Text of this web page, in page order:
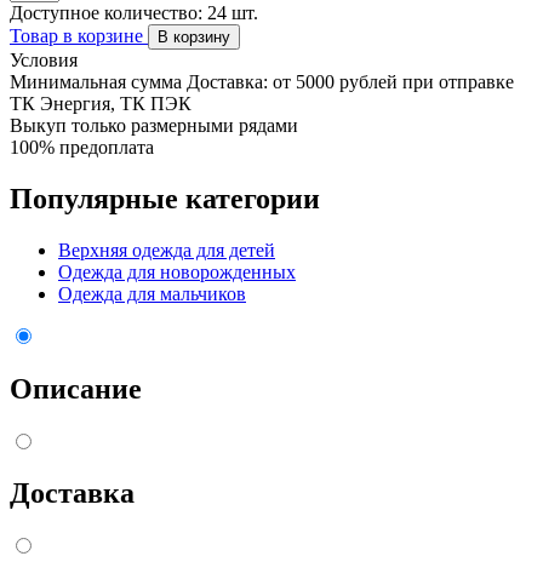
Доступное количество: 24 шт.
Товар в корзине
В корзину
Условия
Минимальная сумма Доставка: от 5000 рублей при отправке
ТК Энергия, ТК ПЭК
Выкуп только размерными рядами
100% предоплата
Популярные категории
Верхняя одежда для детей
Одежда для новорожденных
Одежда для мальчиков
Описание
Доставка